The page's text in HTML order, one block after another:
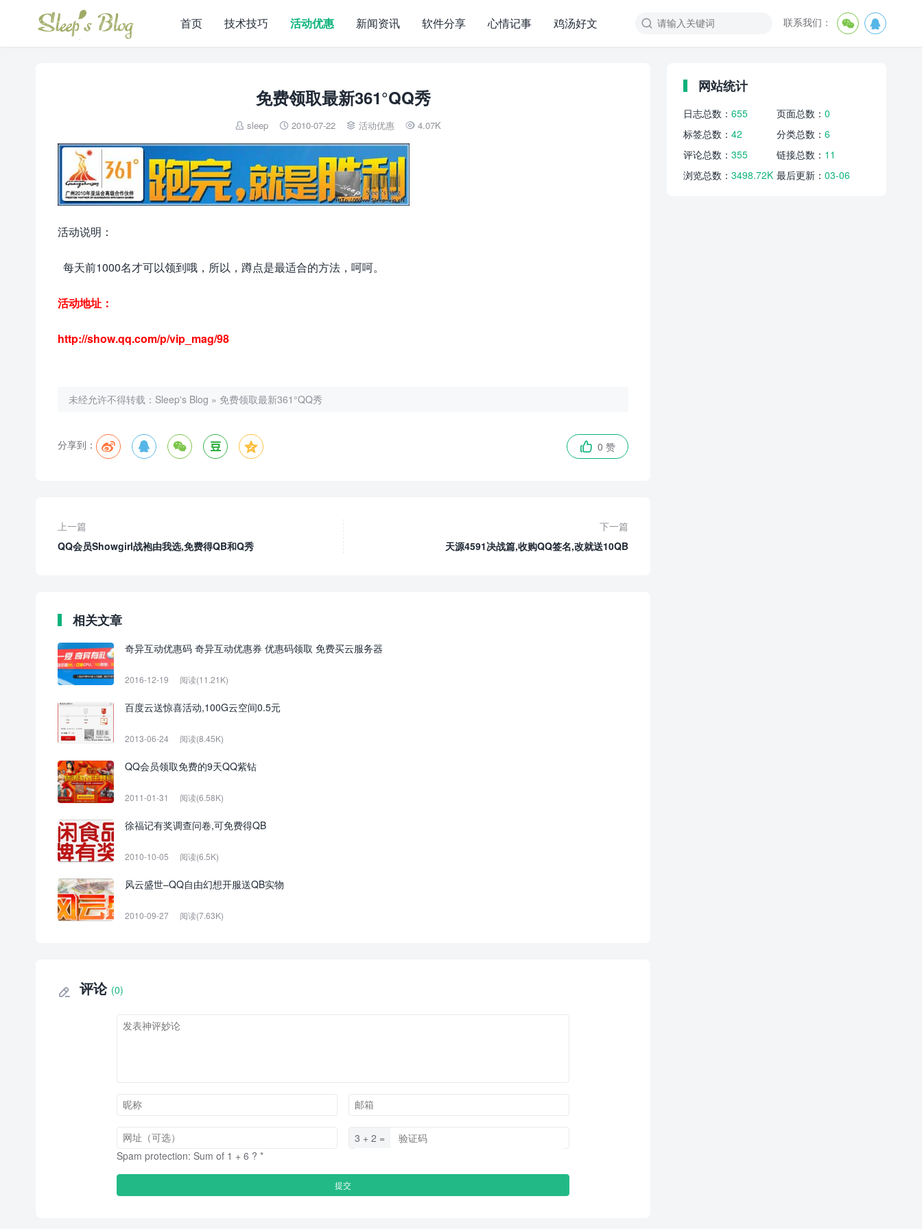
联系我们：  

首页 技术技巧 活动优惠 新闻资讯 软件分享 心情记事 鸡汤好文
免费领取最新361°QQ秀
 sleep  2010-07-22  活动优惠  4.07K
活动说明：
每天前1000名才可以领到哦，所以，蹲点是最适合的方法，呵呵。
活动地址：
http://show.qq.com/p/vip_mag/98
未经允许不得转载： Sleep's Blog » 免费领取最新361°QQ秀
分享到：       0 赞
上一篇
QQ会员Showgirl战袍由我选,免费得QB和Q秀
下一篇
天源4591决战篇,收购QQ签名,改就送10QB
相关文章
奇异互动优惠码 奇异互动优惠券 优惠码领取 免费买云服务器
2016-12-19 阅读(11.21K)
百度云送惊喜活动,100G云空间0.5元
2013-06-24 阅读(8.45K)
QQ会员领取免费的9天QQ紫钻
2011-01-31 阅读(6.58K)
徐福记有奖调查问卷,可免费得QB
2010-10-05 阅读(6.5K)
风云盛世–QQ自由幻想开服送QB实物
2010-09-27 阅读(7.63K)
 评论 (0)
3 + 2 =
Spam protection: Sum of 1 + 6 ? *
网站统计
日志总数： 655 页面总数： 0
标签总数： 42 分类总数： 6
评论总数： 355 链接总数： 11
浏览总数： 3498.72K 最后更新： 03-06